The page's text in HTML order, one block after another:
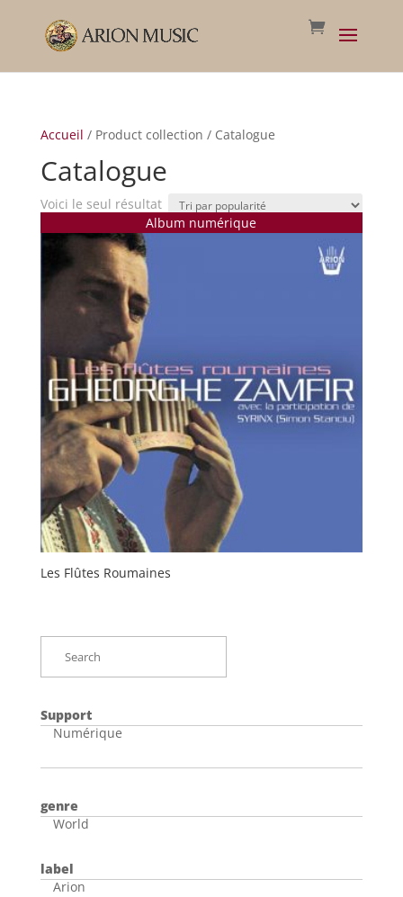
Accueil / Product collection / Catalogue
Catalogue
Voici le seul résultat
Album numérique
Les Flûtes Roumaines
Support
Numérique
genre
World
label
Arion